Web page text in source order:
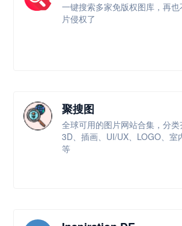
一键搜索多家免版权图库，再
片侵权了
聚搜图
全球可用的图片网站合集，分类
3D、插画、UI/UX、LOGO、室
等